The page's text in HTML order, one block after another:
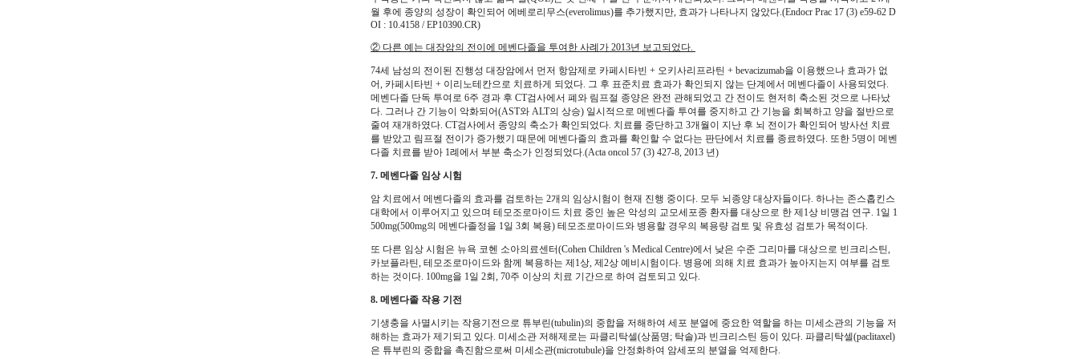
월 후에 종양의 성장이 확인되어 에베로리무스(everolimus)를 추가했지만, 효과가 나타나지 않았다.(Endocr Prac 17 (3) e59-62 D
OI : 10.4158 / EP10390.CR)
② 다른 예는 대장암의 전이에 메벤다졸을 투여한 사례가 2013년 보고되었다.
74세 남성의 전이된 진행성 대장암에서 먼저 항암제로 카페시타빈 + 오키사리프라틴 + bevacizumab을 이용했으나 효과가 없
어, 카페시타빈 + 이리노테칸으로 치료하게 되었다. 그 후 표준치료 효과가 확인되지 않는 단계에서 메벤다졸이 사용되었다.
메벤다졸 단독 투여로 6주 경과 후 CT검사에서 폐와 림프절 종양은 완전 관해되었고 간 전이도 현저히 축소된 것으로 나타났
다. 그러나 간 기능이 악화되어(AST와 ALT의 상승) 일시적으로 메벤다졸 투여를 중지하고 간 기능을 회복하고 양을 절반으로
줄여 재개하였다. CT검사에서 종양의 축소가 확인되었다. 치료를 중단하고 3개월이 지난 후 뇌 전이가 확인되어 방사선 치료
를 받았고 림프절 전이가 증가했기 때문에 메벤다졸의 효과를 확인할 수 없다는 판단에서 치료를 종료하였다. 또한 5명이 메벤
다졸 치료를 받아 1례에서 부분 축소가 인정되었다.(Acta oncol 57 (3) 427-8, 2013 년)
7. 메벤다졸 임상 시험
암 치료에서 메벤다졸의 효과를 검토하는 2개의 임상시험이 현재 진행 중이다. 모두 뇌종양 대상자들이다. 하나는 존스홉킨스
대학에서 이루어지고 있으며 테모조로마이드 치료 중인 높은 악성의 교모세포종 환자를 대상으로 한 제1상 비맹검 연구. 1일 1
500mg(500mg의 메벤다졸정을 1일 3회 복용) 테모조로마이드와 병용할 경우의 복용량 검토 및 유효성 검토가 목적이다.
또 다른 임상 시험은 뉴욕 코헨 소아의료센터(Cohen Children 's Medical Centre)에서 낮은 수준 그리마를 대상으로 빈크리스틴,
카보플라틴, 테모조로마이드와 함께 복용하는 제1상, 제2상 예비시험이다. 병용에 의해 치료 효과가 높아지는지 여부를 검토
하는 것이다. 100mg을 1일 2회, 70주 이상의 치료 기간으로 하여 검토되고 있다.
8. 메벤다졸 작용 기전
기생충을 사멸시키는 작용기전으로 튜부린(tubulin)의 중합을 저해하여 세포 분열에 중요한 역할을 하는 미세소관의 기능을 저
해하는 효과가 제기되고 있다. 미세소관 저해제로는 파클리탁셀(상품명; 탁솔)과 빈크리스틴 등이 있다. 파클리탁셀(paclitaxel)
은 튜부린의 중합을 촉진함으로써 미세소관(microtubule)을 안정화하여 암세포의 분열을 억제한다.